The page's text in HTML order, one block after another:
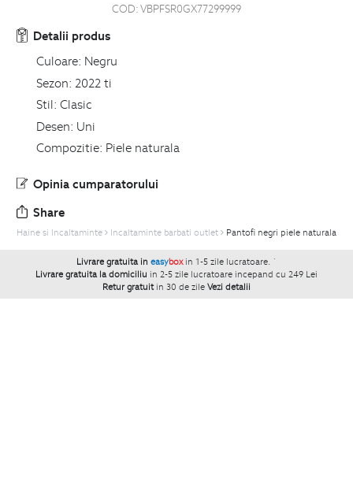
COD:VBPFSR0GX77299999
Detalii produs
Culoare: Negru
Sezon: 2022 ti
Stil: Clasic
Desen: Uni
Compozitie: Piele naturala
Opinia cumparatorului
Share
Haine si Incaltaminte Incaltaminte barbati outlet Pantofi negri piele naturala
Livrare gratuita in easybox in 1-5 zile lucratoare. `
Livrare gratuita la domiciliu in 2-5 zile lucratoare incepand cu 249 Lei
Retur gratuit in 30 de zile Vezi detalii